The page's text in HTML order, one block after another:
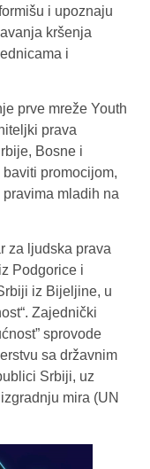
i upoznaju
kršenja
i
prve mreže Youth
prava
Bosne i
promocijom,
mladih na
za ljudska prava
Podgorice i
iz Bijeljine, u
Zajednički
sprovode
sa državnim
Srbiji, uz
mira (UN